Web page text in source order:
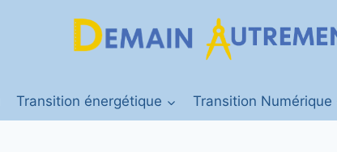
Transition énergétique Transition Numérique